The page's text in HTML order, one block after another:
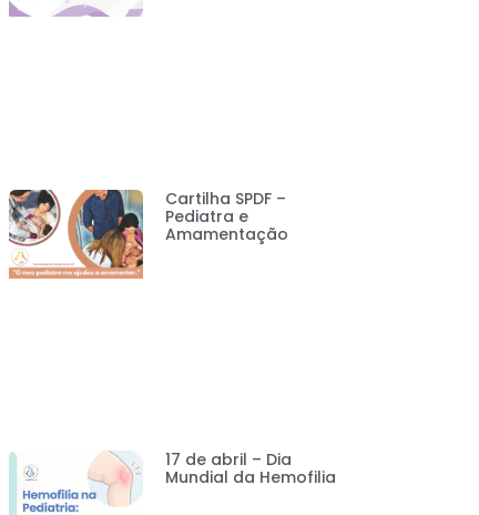
Cartilha SPDF –
Pediatra e
Amamentação
17 de abril – Dia
Mundial da Hemofilia